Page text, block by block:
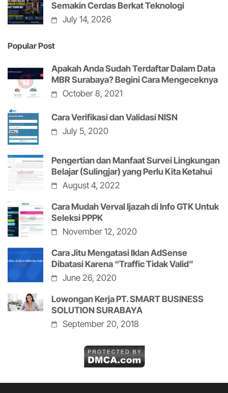
Semakin Cerdas Berkat Teknologi
July 14, 2026
Popular Post
Apakah Anda Sudah Terdaftar Dalam Data
MBR Surabaya? Begini Cara Mengeceknya
October 8, 2021
Cara Verifikasi dan Validasi NISN
July 5, 2020
Pengertian dan Manfaat Survei Lingkungan
Belajar (Sulingjar) yang Perlu Kita Ketahui
August 4, 2022
Cara Mudah Verval Ijazah di Info GTK Untuk
Seleksi PPPK
November 12, 2020
Cara Jitu Mengatasi Iklan AdSense
Dibatasi Karena “Traffic Tidak Valid”
June 26, 2020
Lowongan Kerja PT. SMART BUSINESS
SOLUTION SURABAYA
September 20, 2018